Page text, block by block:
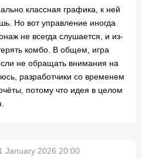
классная графика, к ней
Но вот управление иногда
не всегда слушается, и из-
комбо. В общем, игра
не обращать внимания на
разработчики со временем
потому что идея в целом
January 2026 20:00